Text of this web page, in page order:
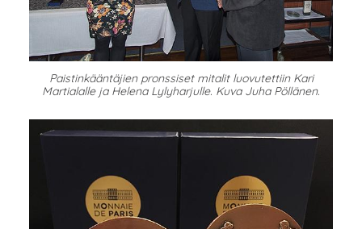
Paistinkääntäjien pronssiset mitalit luovutettiin Kari
Martialalle ja Helena Lylyharjulle. Kuva Juha Pöllänen.